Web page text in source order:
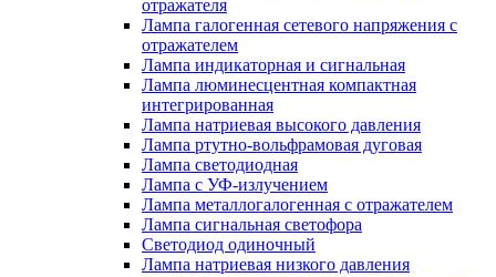
отражателя
Лампа галогенная сетевого напряжения с
отражателем
Лампа индикаторная и сигнальная
Лампа люминесцентная компактная
интегрированная
Лампа натриевая высокого давления
Лампа ртутно-вольфрамовая дуговая
Лампа светодиодная
Лампа с УФ-излучением
Лампа металлогалогенная с отражателем
Лампа сигнальная светофора
Светодиод одиночный
Лампа натриевая низкого давления